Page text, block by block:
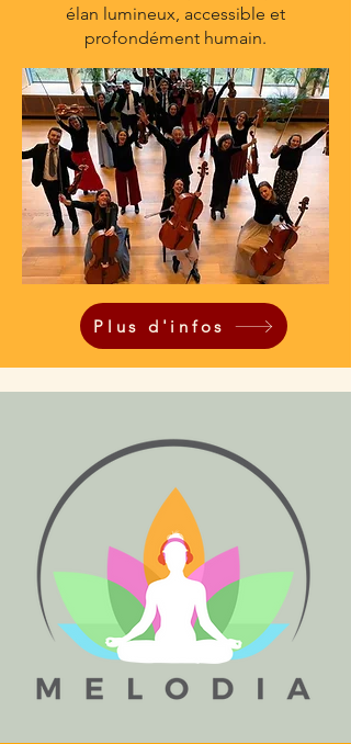
élan lumineux, accessible et
profondément humain.
Plus d'infos